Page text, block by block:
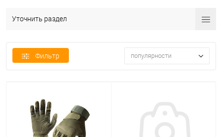
Уточнить раздел
Фильтр популярности